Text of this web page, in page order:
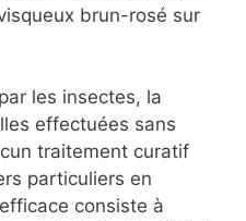
brun-rosé sur
les insectes, la
effectuées sans
traitement curatif
particuliers en
consiste à